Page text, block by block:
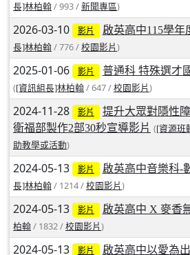
啟英高中-時尚科桃
長]林柏翰 / 993 / 新聞專區)
2026-03-10 影片 啟英高中115學年
長]林柏翰 / 776 / 校園影片 )
2025-01-06 影片 普通科 特殊選才
([資訊組長]林柏翰 / 647 / 校園影片 )
2024-11-28 影片
提升大眾對隱性
衛福部製作2部30秒宣導影片 ([資源班
助教學或活動)
2024-05-13 影片 啟英高中音樂科-
長]林柏翰 / 1214 / 校園影片 )
2024-05-13 影片 啟英高中 X 麥香
柏翰 / 1832 / 校園影片 )
2024-05-13 影片 啟英高中以愛為